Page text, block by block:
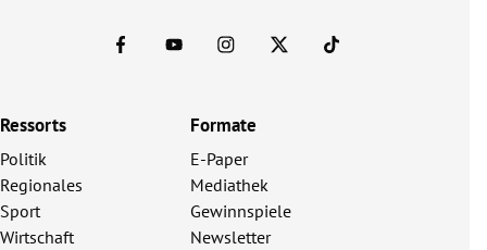
Ressorts
Politik
Regionales
Sport
Wirtschaft
Formate
E-Paper
Mediathek
Gewinnspiele
Newsletter